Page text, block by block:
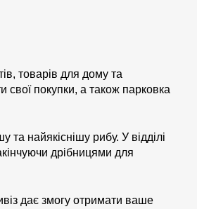
товарів для дому та
свої покупки, а також парковка
та найякіснішу рибу. У відділі
дрібницями для
дає змогу отримати ваше